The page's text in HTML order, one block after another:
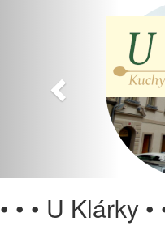
Předchozí
• • • U Klárky •